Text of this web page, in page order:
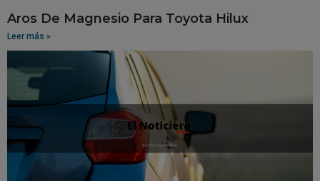
Aros De Magnesio Para Toyota Hilux
Leer más »